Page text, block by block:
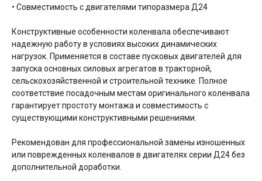
• Совместимость с двигателями типоразмера Д24
Конструктивные особенности коленвала обеспечивают
надежную работу в условиях высоких динамических
нагрузок. Применяется в составе пусковых двигателей для
запуска основных силовых агрегатов в тракторной,
сельскохозяйственной и строительной технике. Полное
соответствие посадочным местам оригинального коленвала
гарантирует простоту монтажа и совместимость с
существующими конструктивными решениями.
Рекомендован для профессиональной замены изношенных
или поврежденных коленвалов в двигателях серии Д24 без
дополнительной доработки.